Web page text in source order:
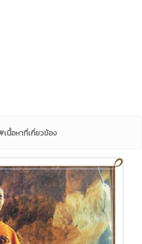
เนื้อหาที่เกี่ยวข้อง